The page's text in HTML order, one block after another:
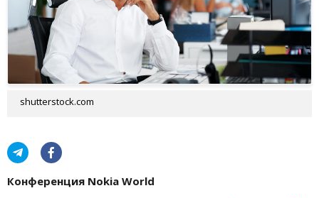
shutterstock.com
Конференция Nokia World